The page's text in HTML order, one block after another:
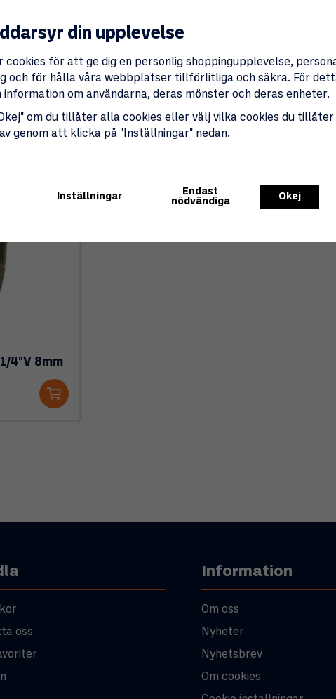
4"V 8mm
oss
Information
Om oss
Nyheter
Nyhetsbrev
Om cookies
din upplevelse
cookies för att ge dig en personlig shoppingupplevelse,
och för hålla våra webbplatser tillförlitliga och säkra. För
information om användarna, deras mönster och deras enheter.
om du tillåter alla cookies eller välj vilka cookies du tillåter
genom att klicka på "Inställningar" nedan.
Inställningar
Endast
nödvändiga
Okej